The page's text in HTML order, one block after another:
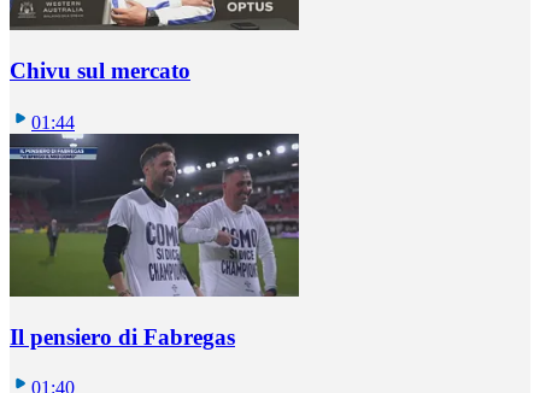
Chivu sul mercato
01:44
Il pensiero di Fabregas
01:40